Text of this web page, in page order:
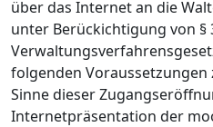
über das Internet an die
unter Berückichtigung von §
folgenden Voraussetzungen
Sinne dieser
Internetpräsentation der